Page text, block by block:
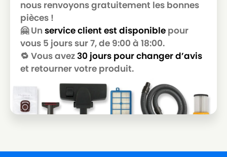
GOLDSTAR
LG-
GOLDSTAR
LG-GOLDSTAR T 3800
LG-
GOLDSTAR
LG-GOLDSTAR T 3900
LG-
GOLDSTAR
LG-GOLDSTAR TB 33
LG-
LG-GOLDSTAR TB 39
nous renvoyons gratuitement les bonnes
pièces !
🤗 Un service client est disponible pour
vous 5 jours sur 7, de 9:00 à 18:00.
🔁 Vous avez30 jours pour changer d’avis
et retourner votre produit.